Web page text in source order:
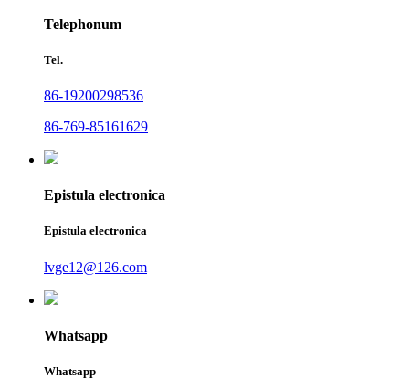
Telephonum
Tel.
86-19200298536
86-769-85161629
Epistula electronica
Epistula electronica
lvge12@126.com
Whatsapp
Whatsapp